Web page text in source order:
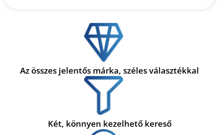
Az összes jelentős márka, széles választékkal
Két, könnyen kezelhető kereső